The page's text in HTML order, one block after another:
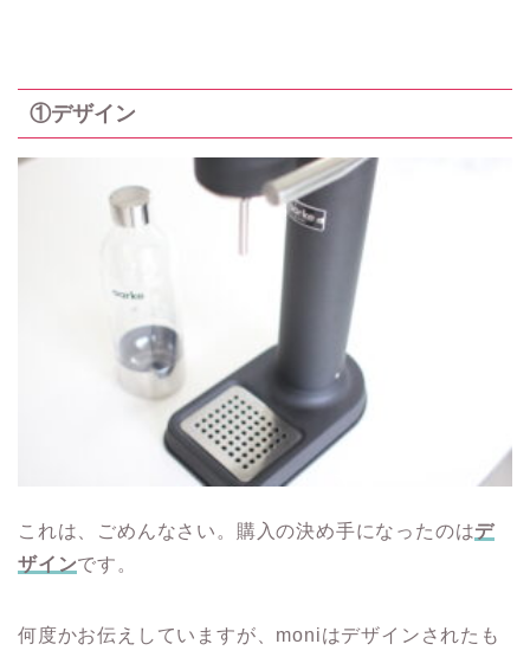
①デザイン
これは、ごめんなさい。購入の決め手になったのはデ
ザインです。
何度かお伝えしていますが、moniはデザインされたも